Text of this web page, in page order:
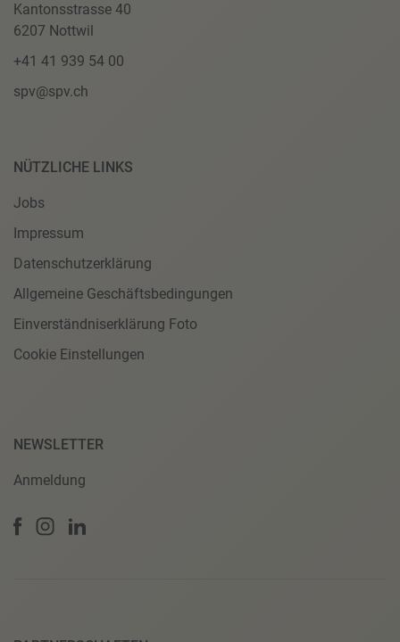
Kantonsstrasse 40
6207 Nottwil
+41 41 939 54 00
spv@spv.ch
NÜTZLICHE LINKS
Jobs
Impressum
Datenschutzerklärung
Allgemeine Geschäftsbedingungen
Einverständniserklärung Foto
Cookie Einstellungen
NEWSLETTER
Anmeldung